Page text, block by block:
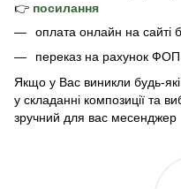
👉 посилання
оплата онлайн на сайті
переказ на рахунок ФОП
Якщо у Вас виникли будь-
у складанні композиції та
зручний для вас месенджер